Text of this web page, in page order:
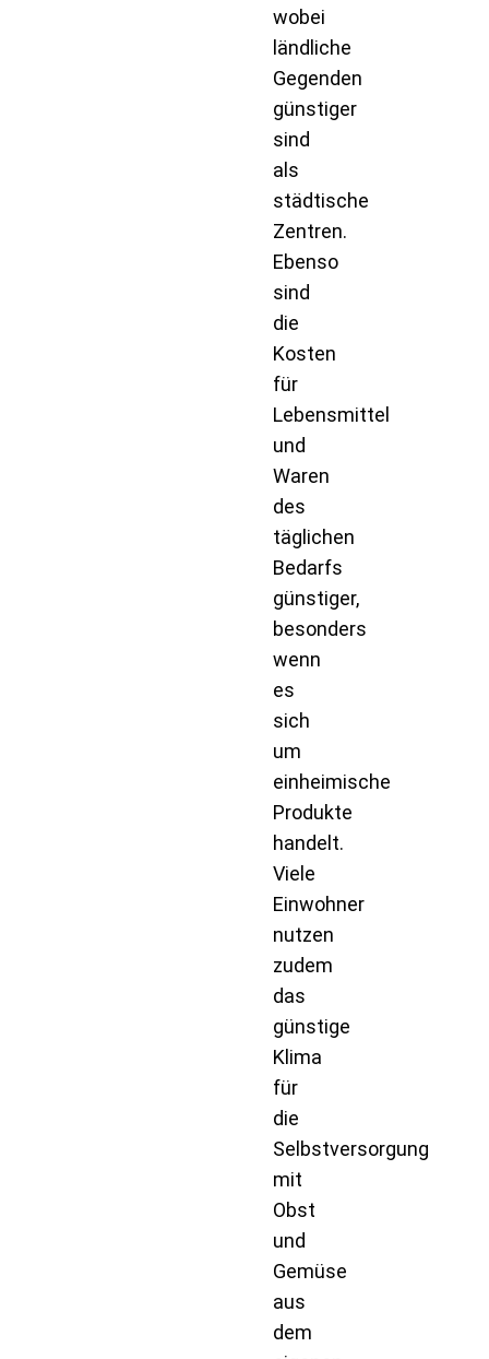
wobei
ländliche
Gegenden
günstiger
sind
als
städtische
Zentren.
Ebenso
sind
die
Kosten
für
Lebensmittel
und
Waren
des
täglichen
Bedarfs
günstiger,
besonders
wenn
es
sich
um
einheimische
Produkte
handelt.
Viele
Einwohner
nutzen
zudem
das
günstige
Klima
für
die
Selbstversorgung
mit
Obst
und
Gemüse
aus
dem